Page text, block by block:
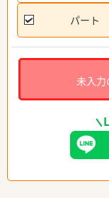
パート
未入